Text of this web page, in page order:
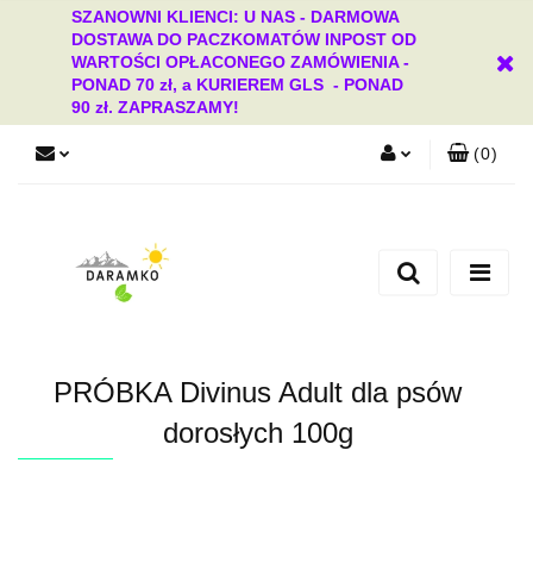
SZANOWNI KLIENCI: U NAS - DARMOWA
DOSTAWA DO PACZKOMATÓW INPOST OD
WARTOŚCI OPŁACONEGO ZAMÓWIENIA -
PONAD 70 zł, a KURIEREM GLS - PONAD
90 zł. ZAPRASZAMY!
Dodaj zgłoszenie
(0)
PRÓBKA Divinus Adult dla psów
dorosłych 100g